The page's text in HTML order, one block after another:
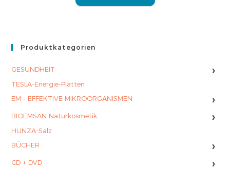
Produktkategorien
GESUNDHEIT ›
TESLA-Energie-Platten
EM – EFFEKTIVE MIKROORGANISMEN
›
BIOEMSAN Naturkosmetik ›
HUNZA-Salz
BÜCHER
›
CD + DVD ›